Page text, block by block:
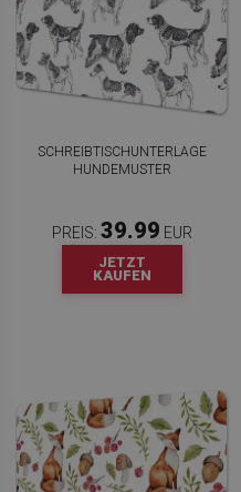
SCHREIBTISCHUNTERLAGE
HUNDEMUSTER
PREIS: 39.99 EUR
JETZT
KAUFEN